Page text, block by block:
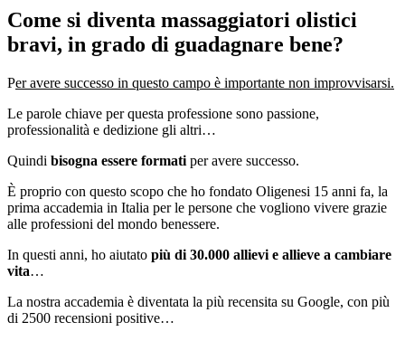
Come si diventa massaggiatori olistici
bravi, in grado di guadagnare bene?
Per avere successo in questo campo è importante non improvvisarsi.
Le parole chiave per questa professione sono passione,
professionalità e dedizione gli altri…
Quindi bisogna essere formati per avere successo.
È proprio con questo scopo che ho fondato Oligenesi 15 anni fa, la
prima accademia in Italia per le persone che vogliono vivere grazie
alle professioni del mondo benessere.
In questi anni, ho aiutato più di 30.000 allievi e allieve a cambiare
vita…
La nostra accademia è diventata la più recensita su Google, con più
di 2500 recensioni positive…